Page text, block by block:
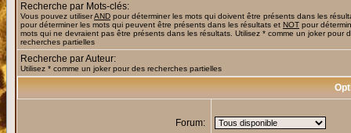
Recherche par Mots-clés:
Vous pouvez utiliserAND pour déterminer les mots qui doivent être présents dans les
pour déterminer les mots qui peuvent être présents dans les résultats et NOT pour
mots qui ne devraient pas être présents dans les résultats. Utilisez * comme un joker pour
recherches partielles
Recherche par Auteur:
Utilisez * comme un joker pour des recherches partielles
Forum: